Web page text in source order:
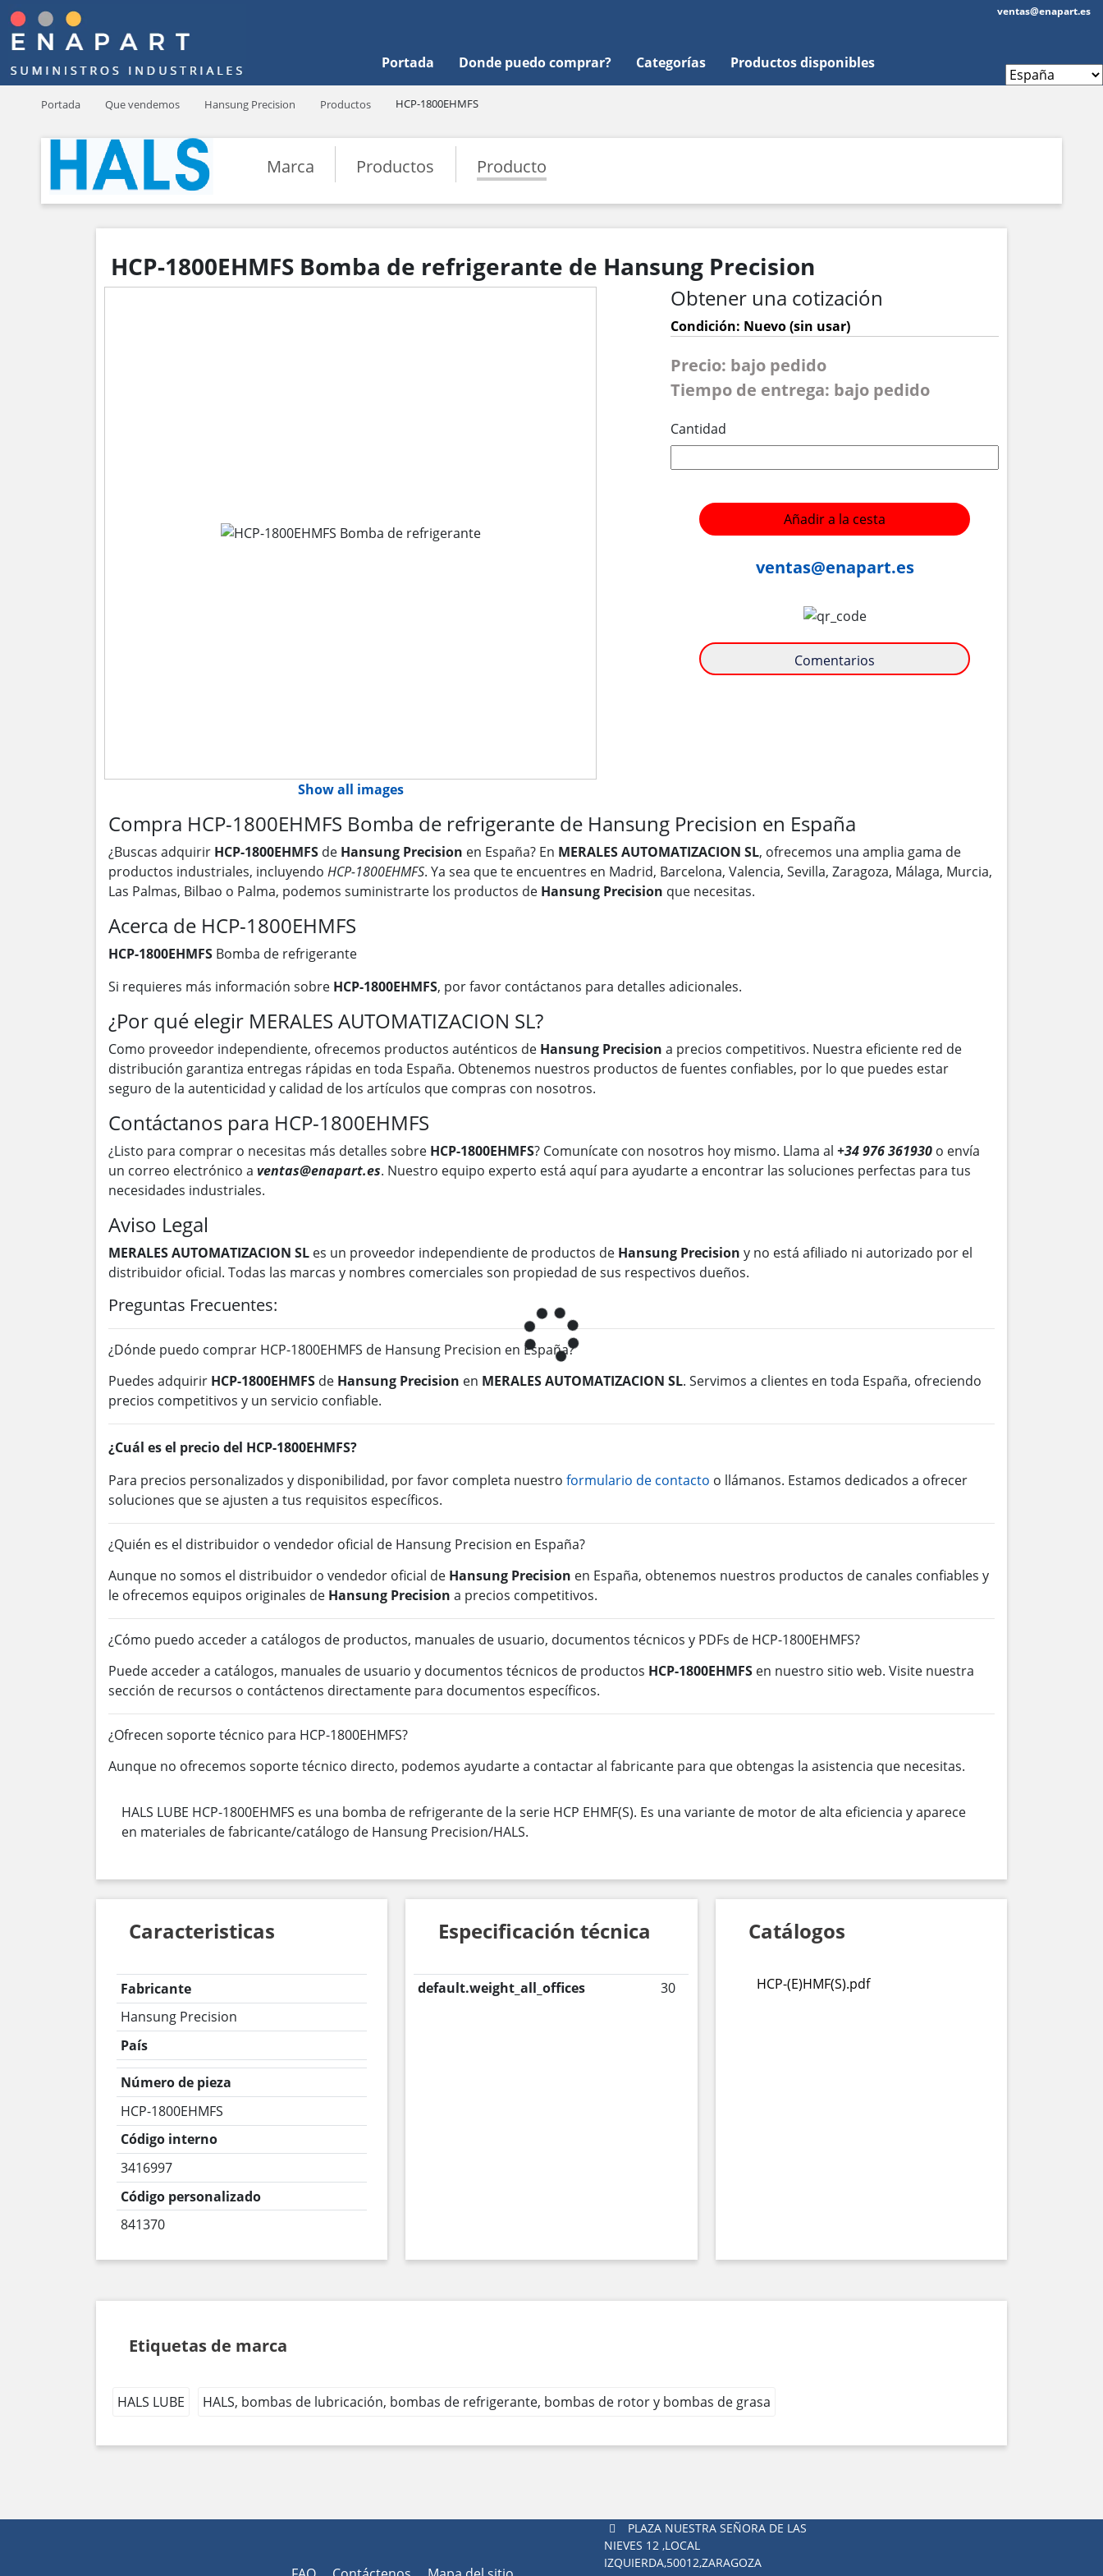
Portada Donde puedo comprar? Categorías Productos disponibles
ventas@enapart.es
Portada Que vendemos Hansung Precision Productos HCP-1800EHMFS
Marca Productos Producto
HCP-1800EHMFS Bomba de refrigerante de Hansung Precision
Show all images
Obtener una cotización
Condición: Nuevo (sin usar)
Precio: bajo pedido
Tiempo de entrega: bajo pedido
Cantidad
Añadir a la cesta
ventas@enapart.es
Comentarios
Compra HCP-1800EHMFS Bomba de refrigerante de Hansung Precision en España
¿Buscas adquirir HCP-1800EHMFS de Hansung Precision en España? En MERALES AUTOMATIZACION SL, ofrecemos una amplia gama de
productos industriales, incluyendo HCP-1800EHMFS. Ya sea que te encuentres en Madrid, Barcelona, Valencia, Sevilla, Zaragoza, Málaga, Murcia,
Las Palmas, Bilbao o Palma, podemos suministrarte los productos de Hansung Precision que necesitas.
Acerca de HCP-1800EHMFS
HCP-1800EHMFS Bomba de refrigerante
Si requieres más información sobre HCP-1800EHMFS, por favor contáctanos para detalles adicionales.
¿Por qué elegir MERALES AUTOMATIZACION SL?
Como proveedor independiente, ofrecemos productos auténticos de Hansung Precision a precios competitivos. Nuestra eficiente red de
distribución garantiza entregas rápidas en toda España. Obtenemos nuestros productos de fuentes confiables, por lo que puedes estar
seguro de la autenticidad y calidad de los artículos que compras con nosotros.
Contáctanos para HCP-1800EHMFS
¿Listo para comprar o necesitas más detalles sobre HCP-1800EHMFS? Comunícate con nosotros hoy mismo. Llama al +34 976 361930 o envía
un correo electrónico a ventas@enapart.es. Nuestro equipo experto está aquí para ayudarte a encontrar las soluciones perfectas para tus
necesidades industriales.
Aviso Legal
MERALES AUTOMATIZACION SL es un proveedor independiente de productos de Hansung Precision y no está afiliado ni autorizado por el
distribuidor oficial. Todas las marcas y nombres comerciales son propiedad de sus respectivos dueños.
Preguntas Frecuentes:
¿Dónde puedo comprar HCP-1800EHMFS de Hansung Precision en España?
Puedes adquirir HCP-1800EHMFS de Hansung Precision en MERALES AUTOMATIZACION SL. Servimos a clientes en toda España, ofreciendo
precios competitivos y un servicio confiable.
¿Cuál es el precio del HCP-1800EHMFS?
Para precios personalizados y disponibilidad, por favor completa nuestro formulario de contacto o llámanos. Estamos dedicados a ofrecer
soluciones que se ajusten a tus requisitos específicos.
¿Quién es el distribuidor o vendedor oficial de Hansung Precision en España?
Aunque no somos el distribuidor o vendedor oficial de Hansung Precision en España, obtenemos nuestros productos de canales confiables y
le ofrecemos equipos originales de Hansung Precision a precios competitivos.
¿Cómo puedo acceder a catálogos de productos, manuales de usuario, documentos técnicos y PDFs de HCP-1800EHMFS?
Puede acceder a catálogos, manuales de usuario y documentos técnicos de productos HCP-1800EHMFS en nuestro sitio web. Visite nuestra
sección de recursos o contáctenos directamente para documentos específicos.
¿Ofrecen soporte técnico para HCP-1800EHMFS?
Aunque no ofrecemos soporte técnico directo, podemos ayudarte a contactar al fabricante para que obtengas la asistencia que necesitas.
HALS LUBE HCP-1800EHMFS es una bomba de refrigerante de la serie HCP EHMF(S). Es una variante de motor de alta eficiencia y aparece
en materiales de fabricante/catálogo de Hansung Precision/HALS.
Caracteristicas
Fabricante
Hansung Precision
País
Número de pieza
HCP-1800EHMFS
Código interno
3416997
Código personalizado
841370
Especificación técnica
default.weight_all_offices 30
Catálogos
HCP-(E)HMF(S).pdf
Etiquetas de marca
HALS LUBE HALS, bombas de lubricación, bombas de refrigerante, bombas de rotor y bombas de grasa
PLAZA NUESTRA SEÑORA DE LAS
NIEVES 12 ,LOCAL
IZQUIERDA,50012,ZARAGOZA